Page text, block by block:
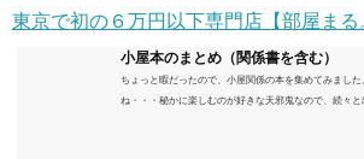
東京で初の６万円以下専門店【部屋まる
小屋本のまとめ（関係書を含む）
ちょっと暇だったので、小屋関係の本を集めてみまし
ね・・・秘かに楽しむのが好きな天邪鬼なので、続々と